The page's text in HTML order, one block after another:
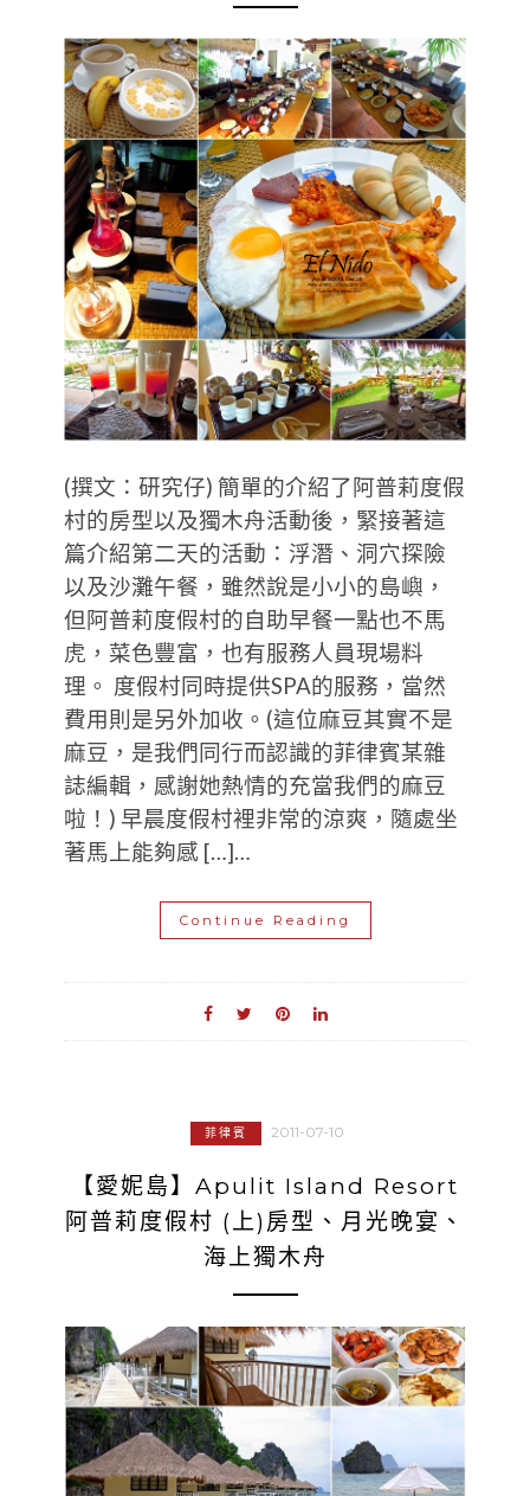
(撰文：研究仔) 簡單的介紹了阿普莉度假
村的房型以及獨木舟活動後，緊接著這
篇介紹第二天的活動：浮潛、洞穴探險
以及沙灘午餐，雖然說是小小的島嶼，
但阿普莉度假村的自助早餐一點也不馬
虎，菜色豐富，也有服務人員現場料
理。 度假村同時提供SPA的服務，當然
費用則是另外加收。(這位麻豆其實不是
麻豆，是我們同行而認識的菲律賓某雜
誌編輯，感謝她熱情的充當我們的麻豆
啦！) 早晨度假村裡非常的涼爽，隨處坐
著馬上能夠感 […]…
Continue Reading
菲律賓 2011-07-10
【愛妮島】Apulit Island Resort
阿普莉度假村 (上)房型、月光晚宴、
海上獨木舟